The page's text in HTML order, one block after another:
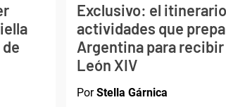
Exclusivo: el
actividades que
Argentina para recibir
León XIV
PorStella Gárnica